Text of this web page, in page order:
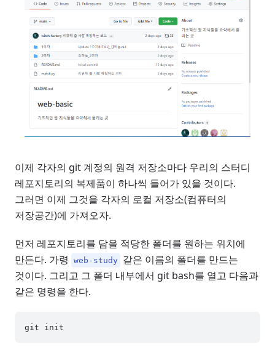
이제 각자의 git 계정의 원격 저장소마다 우리의 스터디
레포지토리의 복제품이 하나씩 들어가 있을 것이다.
그러면 이제 그것을 각자의 로컬 저장소(컴퓨터의
저장공간)에 가져오자.
먼저 레포지토리를 담을 적당한 폴더를 원하는 위치에
만든다. 가령
web-study 같은 이름의 폴더를 만드는
것이다. 그리고 그 폴더 내부에서 git bash를 열고 다음과
같은 명령을 한다.